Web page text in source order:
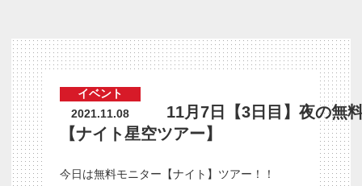
イベント
2021.11.08
11月7日【3日目】夜の無
【ナイト星空ツアー】
今日は無料モニター【ナイト】ツアー！！